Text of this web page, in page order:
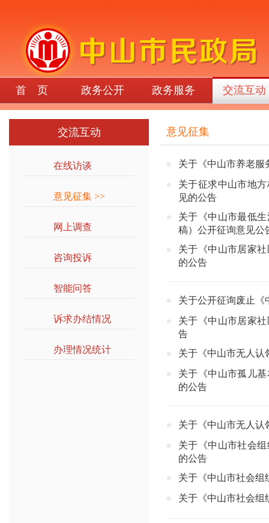
首 页 政务公开 政务服务 交流互动
交流互动
在线访谈
意见征集 >>
网上调查
咨询投诉
智能问答
诉求办结情况
办理情况统计
意见征集
关于《中山市养老服
关于征求中山市地
见的公告
关于《中山市最低
稿）公开征询意见公
关于《中山市居家
的公告
关于公开征询废止《
关于《中山市居家
告
关于《中山市无人认
关于《中山市孤儿
的公告
关于《中山市无人认
关于《中山市社会
的公告
关于《中山市社会组
关于《中山市社会组